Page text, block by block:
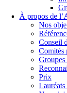
À propos de
Nos
Conseil
Comités
Groupes
Prix